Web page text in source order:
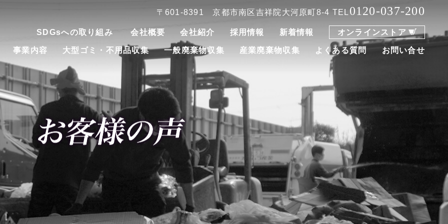
〒601-8391 京都市南区吉祥院大河原町8-4 TEL0120-037-200
SDGsへの取り組み 会社概要 会社紹介 採用情報 新着情報 オンラインストア
事業内容 大型ゴミ・不用品収集 一般廃棄物収集 産業廃棄物収集 よくある質問 お問い合せ